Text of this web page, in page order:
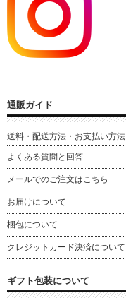
通販ガイド
送料・配送方法・お支払い方法
よくある質問と回答
メールでのご注文はこちら
お届けについて
梱包について
クレジットカード決済について
ギフト包装について